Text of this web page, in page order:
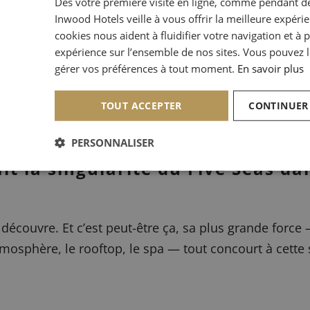
Five Seas aujourd’hui et
exceptionnel — presque comme à la maison —
à deux pas du Palais des Festivals. Et surtout,
fidèle qui nous fait confiance.
après notre futur projet de rénovation, signé
la singularité du Five Seas
Et c’est peut-être ça, sa plus grande
le rooftop, le spa — tout concourt à
Inwood Hotels veille à vous offrir la meilleure
cookies nous aident à fluidifier votre navigation et à
expérience sur l’ensemble de nos sites. Vous pouvez
gérer vos préférences à tout moment. En savoir plus
TOUT ACCEPTER CONTINUER
PERSONNALISER